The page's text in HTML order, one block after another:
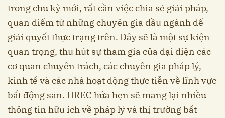
trong chu kỳ mới, rất cần việc chia sẻ giải pháp,
quan điểm từ những chuyên gia đầu ngành để
giải quyết thực trạng trên. Đây sẽ là một sự kiện
quan trọng, thu hút sự tham gia của đại diện các
cơ quan chuyên trách, các chuyên gia pháp lý,
kinh tế và các nhà hoạt động thực tiễn về lĩnh vực
bất động sản. HREC hứa hẹn sẽ mang lại nhiều
thông tin hữu ích về pháp lý và thị trường bất